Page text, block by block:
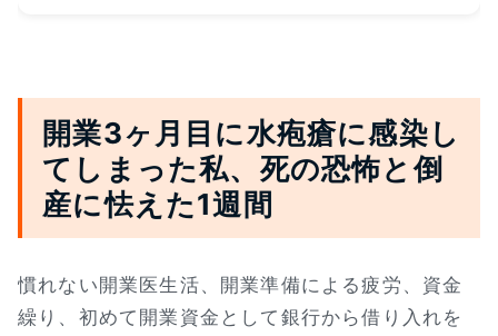
開業3ヶ月目に水疱瘡に感染し
てしまった私、死の恐怖と倒
産に怯えた1週間
慣れない開業医生活、開業準備による疲労、資金
繰り、初めて開業資金として銀行から借り入れを